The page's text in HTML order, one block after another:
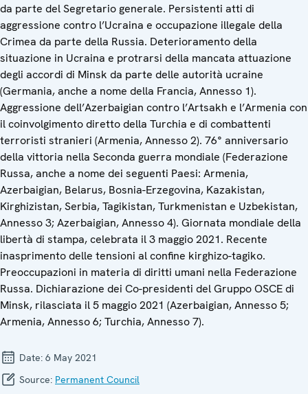
da parte del Segretario generale. Persistenti atti di
aggressione contro l’Ucraina e occupazione illegale della
Crimea da parte della Russia. Deterioramento della
situazione in Ucraina e protrarsi della mancata attuazione
degli accordi di Minsk da parte delle autorità ucraine
(Germania, anche a nome della Francia, Annesso 1).
Aggressione dell’Azerbaigian contro l’Artsakh e l’Armenia con
il coinvolgimento diretto della Turchia e di combattenti
terroristi stranieri (Armenia, Annesso 2). 76° anniversario
della vittoria nella Seconda guerra mondiale (Federazione
Russa, anche a nome dei seguenti Paesi: Armenia,
Azerbaigian, Belarus, Bosnia-Erzegovina, Kazakistan,
Kirghizistan, Serbia, Tagikistan, Turkmenistan e Uzbekistan,
Annesso 3; Azerbaigian, Annesso 4). Giornata mondiale della
libertà di stampa, celebrata il 3 maggio 2021. Recente
inasprimento delle tensioni al confine kirghizo-tagiko.
Preoccupazioni in materia di diritti umani nella Federazione
Russa. Dichiarazione dei Co-presidenti del Gruppo OSCE di
Minsk, rilasciata il 5 maggio 2021 (Azerbaigian, Annesso 5;
Armenia, Annesso 6; Turchia, Annesso 7).
Date: 6 May 2021
Source: Permanent Council